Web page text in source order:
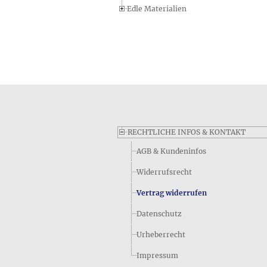
Edle Materialien
RECHTLICHE INFOS & KONTAKT
AGB & Kundeninfos
Widerrufsrecht
Vertrag widerrufen
Datenschutz
Urheberrecht
Impressum